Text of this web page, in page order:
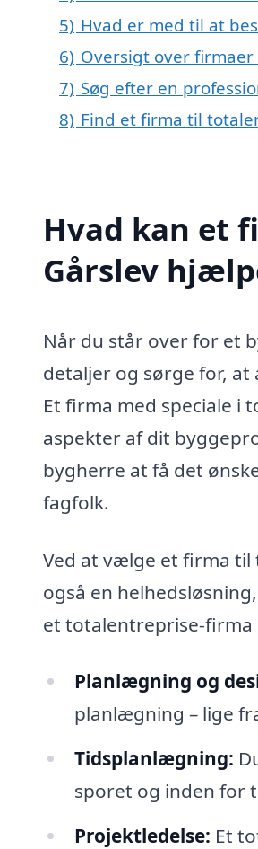
5) Hvad er med til at
6) Oversigt over
7) Søg efter en
8) Find et firma til
Hvad kan et
Gårslev
Når du står over for et
detaljer og sørge for,
Et firma med speciale i
aspekter af dit
bygherre at få det
fagfolk.
Ved at vælge et firma til
også en
et totalentreprise-firma
Planlægning og
planlægning – lige
Tidsplanlægning:
sporet og inden for
Projektledelse: Et